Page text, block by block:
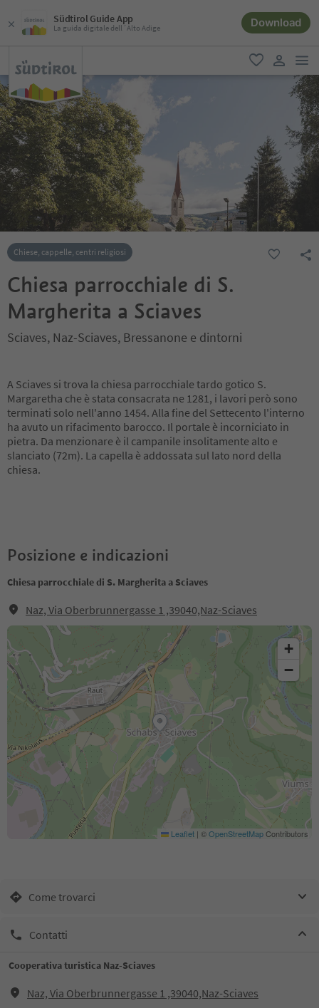
Südtirol Guide App
La guida digitale dell´Alto Adige Download
favoriti
user link
Chiese, cappelle, centri religiosi
Chiesa parrocchiale di S.
Margherita a Sciaves
Sciaves, Naz-Sciaves, Bressanone e dintorni
A Sciaves si trova la chiesa parrocchiale tardo gotico S.
Margaretha che è stata consacrata ne 1281, i lavori però sono
terminati solo nell'anno 1454. Alla fine del Settecento l'interno
ha avuto un rifacimento barocco. Il portale è incorniciato in
pietra. Da menzionare è il campanile insolitamente alto e
slanciato (72m). La capella è addossata sul lato nord della
chiesa.
Posizione e indicazioni
Chiesa parrocchiale di S. Margherita a Sciaves
Naz, Via Oberbrunnergasse 1 ,39040,Naz-Sciaves
+
−
Leaflet | ©OpenStreetMapContributors
Come trovarci
Contatti
Cooperativa turistica Naz-Sciaves
Naz, Via Oberbrunnergasse 1 ,39040,Naz-Sciaves